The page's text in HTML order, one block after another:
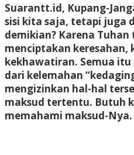
Suarantt.id, Kupang-
sisi kita saja, tetapi juga
demikian? Karena Tuhan
menciptakan keresahan,
kekhawatiran. Semua
dari kelemahan
mengizinkan hal-hal
maksud tertentu. Butuh
memahami maksud-Nya.